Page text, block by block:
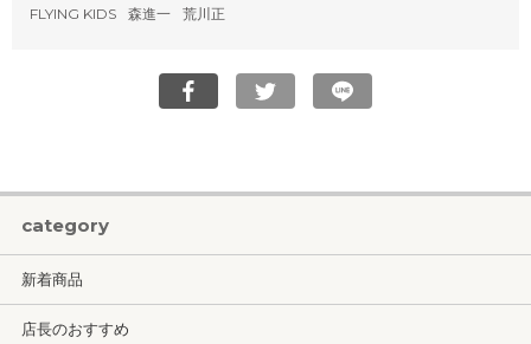
FLYING KIDS
森進一 荒川正
category
新着商品
店長のおすすめ